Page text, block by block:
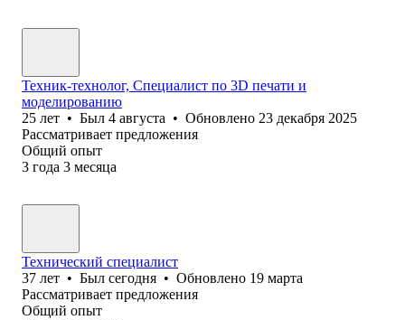
Техник-технолог, Специалист по 3D печати и
моделированию
25 лет • Был 4 августа • Обновлено 23 декабря 2025
Рассматривает предложения
Общий опыт
3 года 3 месяца
Технический специалист
37 лет • Был сегодня • Обновлено 19 марта
Рассматривает предложения
Общий опыт